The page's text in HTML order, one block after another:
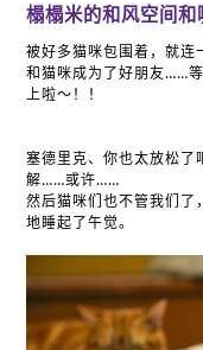
榻榻米的和风空间
被好多猫咪包围着，就连
和猫咪成为了好朋友……
上啦～！！
塞德里克、你也太放松了
解……或许……
然后猫咪们也不管我们了
地睡起了午觉。